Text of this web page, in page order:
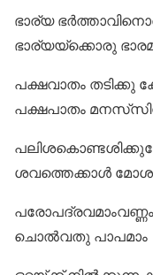
ഭാര്യ
ഭാര്യയ്‌ക്കൊരു
പക്ഷവാതം തടിക്കു
പക്ഷപാതം
ശവത്തെക്കാള്‍
ചൊല്‍വതു പാപമാം